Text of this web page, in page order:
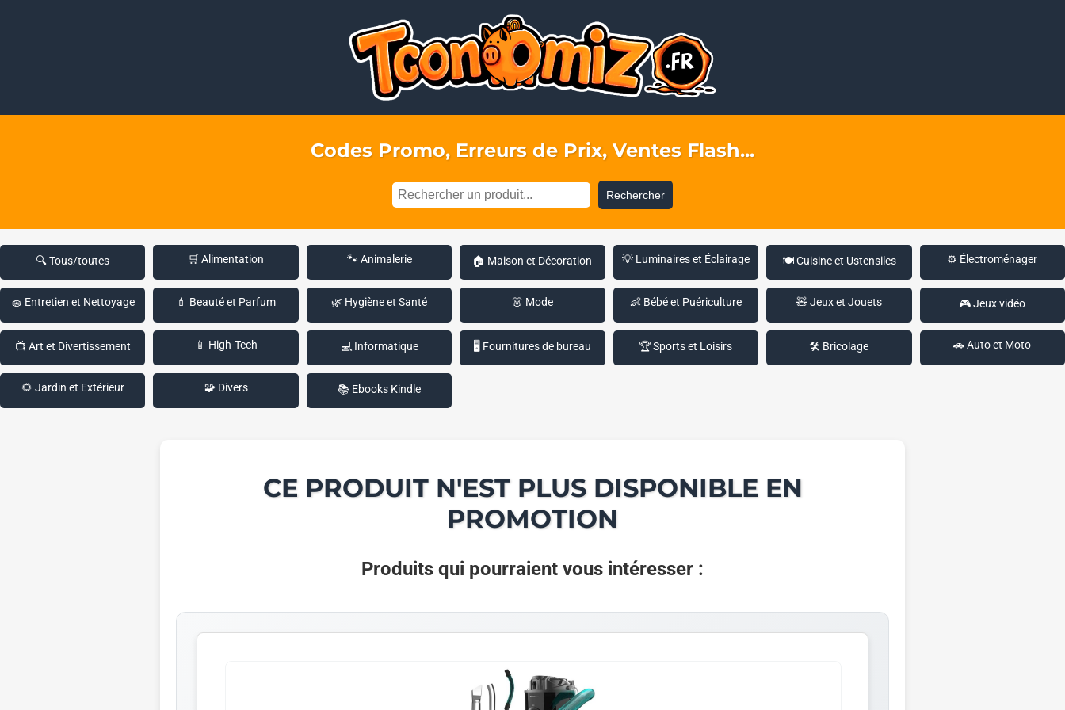
Codes Promo, Erreurs de Prix, Ventes Flash...
Rechercher
🔍 Tous/toutes 🛒 Alimentation 🐾 Animalerie 🏠 Maison et Décoration 💡 Luminaires et Éclairage 🍽️ Cuisine et Ustensiles ⚙️ Électroménager
🧽 Entretien et Nettoyage 💄 Beauté et Parfum 🌿 Hygiène et Santé 👗 Mode 👶 Bébé et Puériculture 🧸 Jeux et Jouets 🎮 Jeux vidéo
📺 Art et Divertissement 📱 High-Tech 💻 Informatique 🖥️ Fournitures de bureau 🏆 Sports et Loisirs 🛠️ Bricolage 🚗 Auto et Moto
🌻 Jardin et Extérieur 🧩 Divers 📚 Ebooks Kindle
CE PRODUIT N'EST PLUS DISPONIBLE EN
PROMOTION
Produits qui pourraient vous intéresser :